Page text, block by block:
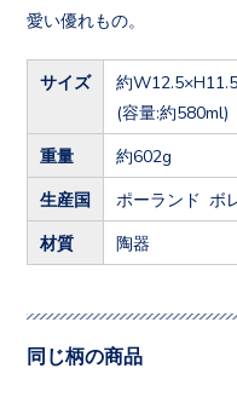
愛い優れもの。
サイズ
約
(容量:約580ml)
重量 約602g
生産国 ポーランド ボ
材質 陶器
同じ柄の商品